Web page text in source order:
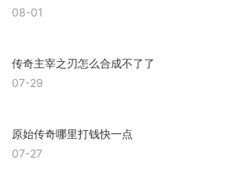
08-01
传奇主宰之刃怎么合成不了了
07-29
原始传奇哪里打钱快一点
07-27